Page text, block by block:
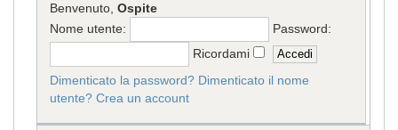
Benvenuto,Ospite
Nome utente:
Password:
Ricordami
Dimenticato la password? Dimenticato il nome
utente? Crea un account